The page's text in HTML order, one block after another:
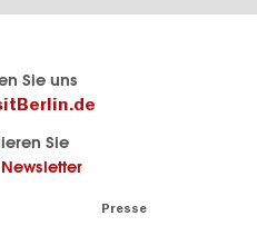
Sie uns
Sie
Newsletter
Presse